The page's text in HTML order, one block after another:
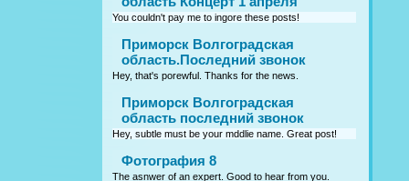
You couldn't pay me to ingore these posts!
Приморск Волгоградская
область.Последний звонок
Hey, that's porewful. Thanks for the news.
Приморск Волгоградская
область последний звонок
Hey, subtle must be your mddlie name. Great post!
Фотография 8
The asnwer of an expert. Good to hear from you.